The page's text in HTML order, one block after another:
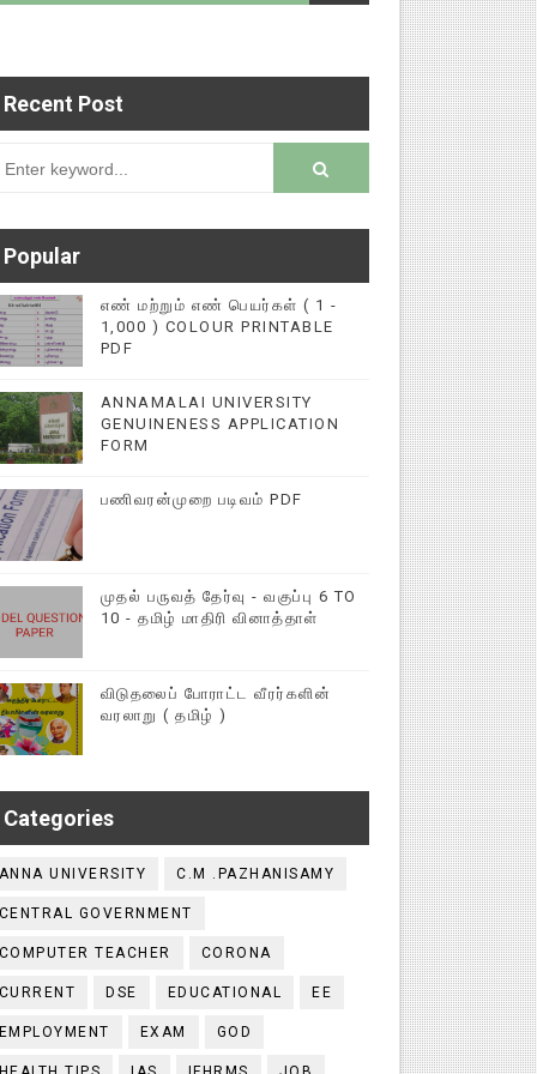
மின்னல் கல்விச் செய்தி
Recent Post
Popular
எண் மற்றும் எண் பெயர்கள் ( 1 -
1,000 ) COLOUR PRINTABLE
PDF
ANNAMALAI UNIVERSITY
GENUINENESS APPLICATION
FORM
பணிவரன்முறை படிவம் PDF
முதல் பருவத் தேர்வு - வகுப்பு 6 TO
10 - தமிழ் மாதிரி வினாத்தாள்
விடுதலைப் போராட்ட வீரர்களின்
வரலாறு ( தமிழ் )
Categories
ANNA UNIVERSITY C.M .PAZHANISAMY
CENTRAL GOVERNMENT
COMPUTER TEACHER CORONA
CURRENT DSE EDUCATIONAL EE
EMPLOYMENT EXAM GOD